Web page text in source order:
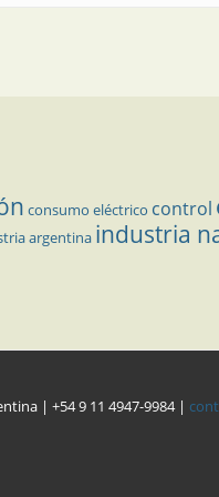
consumo eléctrico control
argentina industria
| +54 9 11 4947-9984 |